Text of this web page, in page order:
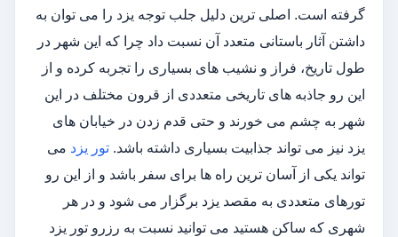
گرفته است. اصلی ترین دلیل جلب توجه یزد را می توان به
داشتن آثار باستانی متعدد آن نسبت داد چرا که این شهر در
طول تاریخ، فراز و نشیب های بسیاری را تجربه کرده و از
این رو جاذبه های تاریخی متعددی از قرون مختلف در این
شهر به چشم می خورند و حتی قدم زدن در خیابان های
یزد نیز می تواند جذابیت بسیاری داشته باشد. تور یزد می
تواند یکی از آسان ترین راه ها برای سفر باشد و از این رو
تورهای متعددی به مقصد یزد برگزار می شود و در هر
شهری که ساکن هستید می توانید نسبت به رزرو تور یزد